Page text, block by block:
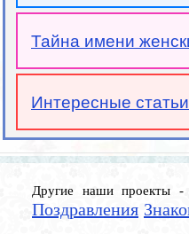
Тайна имени
Интересные статьи
Другие наши проекты -
Поздравления